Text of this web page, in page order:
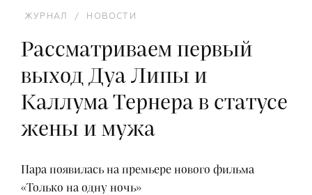
ЖУРНАЛ / НОВОСТИ
Рассматриваем первый
выход Дуа Липы и
Каллума Тернера в статусе
жены и мужа
Пара появилась на премьере нового фильма
«Только на одну ночь»